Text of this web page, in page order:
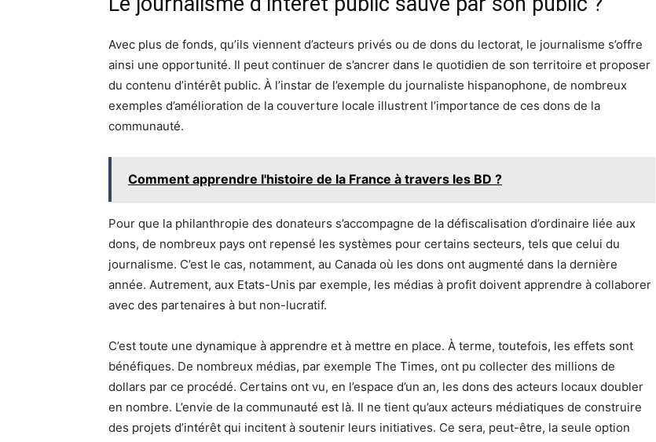
Avec plus de fonds, qu’ils viennent d’acteurs privés ou de dons du lectorat, le journalisme s’offre
ainsi une opportunité. Il peut continuer de s’ancrer dans le quotidien de son territoire et proposer
du contenu d’intérêt public. À l’instar de l’exemple du journaliste hispanophone, de nombreux
exemples d’amélioration de la couverture locale illustrent l’importance de ces dons de la
communauté.
Comment apprendre l'histoire de la France à travers les BD ?
Pour que la philanthropie des donateurs s’accompagne de la défiscalisation d’ordinaire liée aux
dons, de nombreux pays ont repensé les systèmes pour certains secteurs, tels que celui du
journalisme. C’est le cas, notamment, au Canada où les dons ont augmenté dans la dernière
année. Autrement, aux Etats-Unis par exemple, les médias à profit doivent apprendre à collaborer
avec des partenaires à but non-lucratif.
C’est toute une dynamique à apprendre et à mettre en place. À terme, toutefois, les effets sont
bénéfiques. De nombreux médias, par exemple The Times, ont pu collecter des millions de
dollars par ce procédé. Certains ont vu, en l’espace d’un an, les dons des acteurs locaux doubler
en nombre. L’envie de la communauté est là. Il ne tient qu’aux acteurs médiatiques de construire
des projets d’intérêt qui incitent à soutenir leurs initiatives. Ce sera, peut-être, la seule option